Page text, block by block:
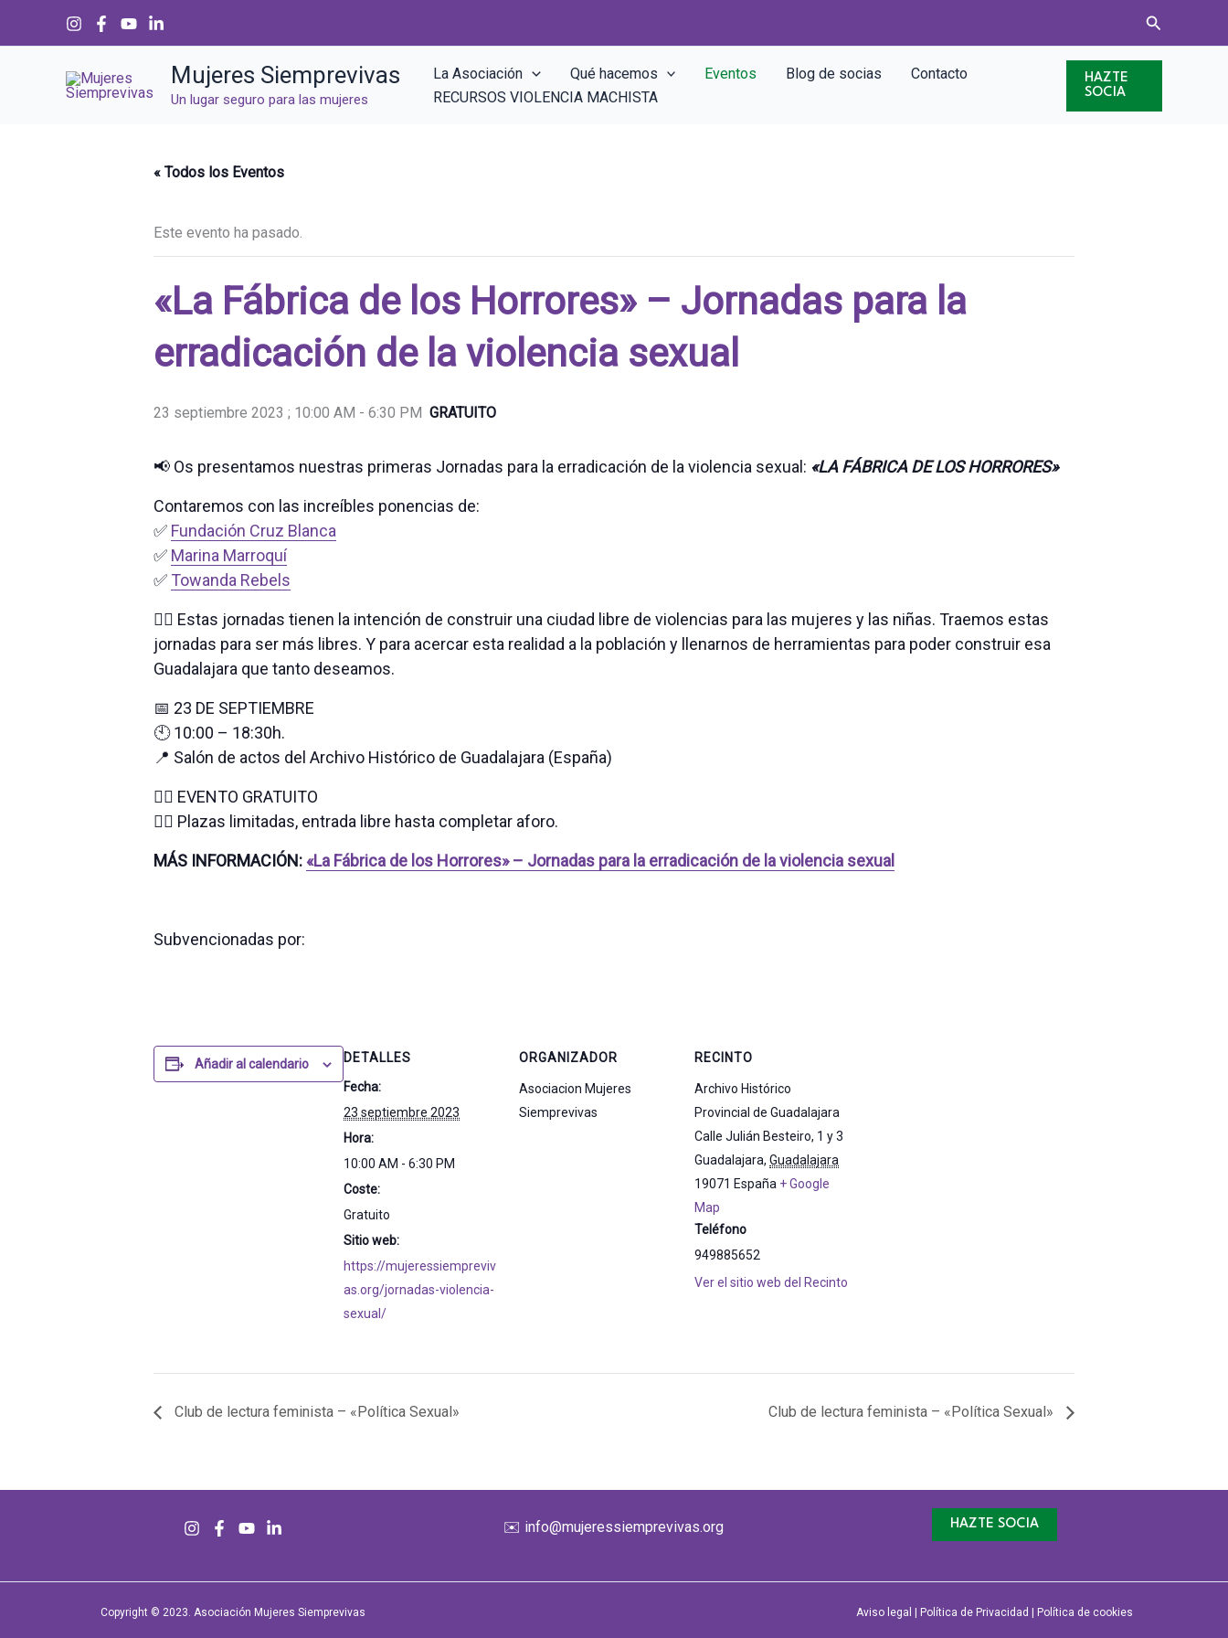
Buscar
Mujeres Siemprevivas
Un lugar seguro para las mujeres
La Asociación Qué hacemos Eventos Blog de socias
Contacto
RECURSOS VIOLENCIA MACHISTA
HAZTE
SOCIA
« Todos los Eventos
Este evento ha pasado.
«La Fábrica de los Horrores» – Jornadas para la
erradicación de la violencia sexual
23 septiembre 2023 ; 10:00 AM - 6:30 PM GRATUITO
📢 Os presentamos nuestras primeras Jornadas para la erradicación de la violencia sexual: «LA FÁBRICA DE LOS HORRORES»
Contaremos con las increíbles ponencias de:
✅ Fundación Cruz Blanca
✅ Marina Marroquí
✅ Towanda Rebels
👉🏾 Estas jornadas tienen la intención de construir una ciudad libre de violencias para las mujeres y las niñas. Traemos estas
jornadas para ser más libres. Y para acercar esta realidad a la población y llenarnos de herramientas para poder construir esa
Guadalajara que tanto deseamos.
📅 23 DE SEPTIEMBRE
🕙 10:00 – 18:30h.
📍 Salón de actos del Archivo Histórico de Guadalajara (España)
👉🏾 EVENTO GRATUITO
👉🏾 Plazas limitadas, entrada libre hasta completar aforo.
MÁS INFORMACIÓN:«La Fábrica de los Horrores» – Jornadas para la erradicación de la violencia sexual
Subvencionadas por:
Añadir al calendario
DETALLES
Fecha:
23 septiembre 2023
Hora:
10:00 AM - 6:30 PM
Coste:
Gratuito
Sitio web:
https://mujeressiempreviv
as.org/jornadas-violencia-
sexual/
ORGANIZADOR
Asociacion Mujeres
Siemprevivas
RECINTO
Archivo Histórico
Provincial de Guadalajara
Calle Julián Besteiro, 1 y 3
Guadalajara, Guadalajara
19071 España + Google
Map
Teléfono
949885652
Ver el sitio web del Recinto
Club de lectura feminista – «Política Sexual» Club de lectura feminista – «Política Sexual»
✉️ info@mujeressiemprevivas.org HAZTE SOCIA
Copyright © 2023. Asociación Mujeres Siemprevivas Aviso legal Política de Privacidad Política de cookies